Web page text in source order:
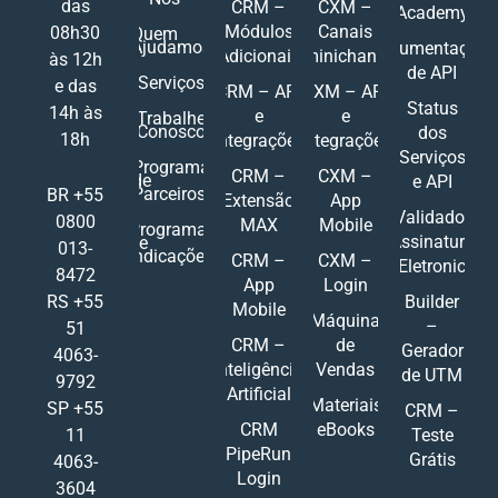
das
08h30
às 12h
e das
14h às
18h
BR +55
0800
013-
8472
RS +55
51
4063-
9792
SP +55
11
4063-
3604
Quem
Ajudamos
Serviços
Trabalhe
Conosco
Programa
de
Parceiros
Programa
de
Indicações
CRM –
Módulos
Adicionais
CRM – API
e
Integrações
CRM –
Extensão
MAX
CRM –
App
Mobile
CRM –
Inteligência
Artificial
CRM
PipeRun
Login
CXM –
Canais
Ominichannel
CXM – API
e
Integrações
CXM –
App
Mobile
CXM –
Login
Máquina
de
Vendas
Materiais
eBooks
Academy
Documentações
de API
Status
dos
Serviços
e API
Validador
Assinatura
Eletronic
Builder
–
Gerador
de UTM
CRM –
Teste
Grátis